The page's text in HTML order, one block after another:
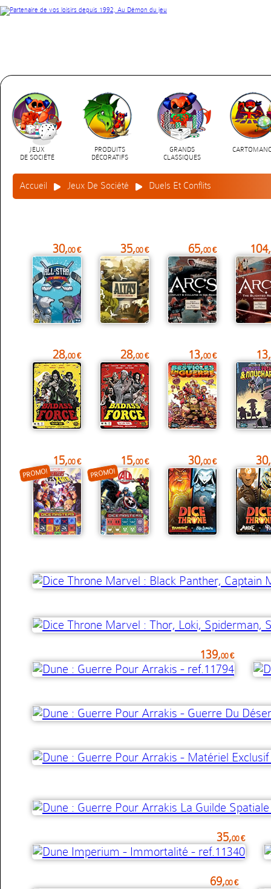
JEUX
DE SOCIÉTÉ
PRODUITS
DÉCORATIFS
GRANDS
CLASSIQUES
Accueil Jeux De Société Duels Et Conflits
30,00 € 35,00 € 65,00 € 104,
28,00 € 28,00 € 13,00 € 13,
PROMO!
15,00 €
PROMO!
15,00 € 30,00 € 30,
139,00 €
35,00 €
69,00 €